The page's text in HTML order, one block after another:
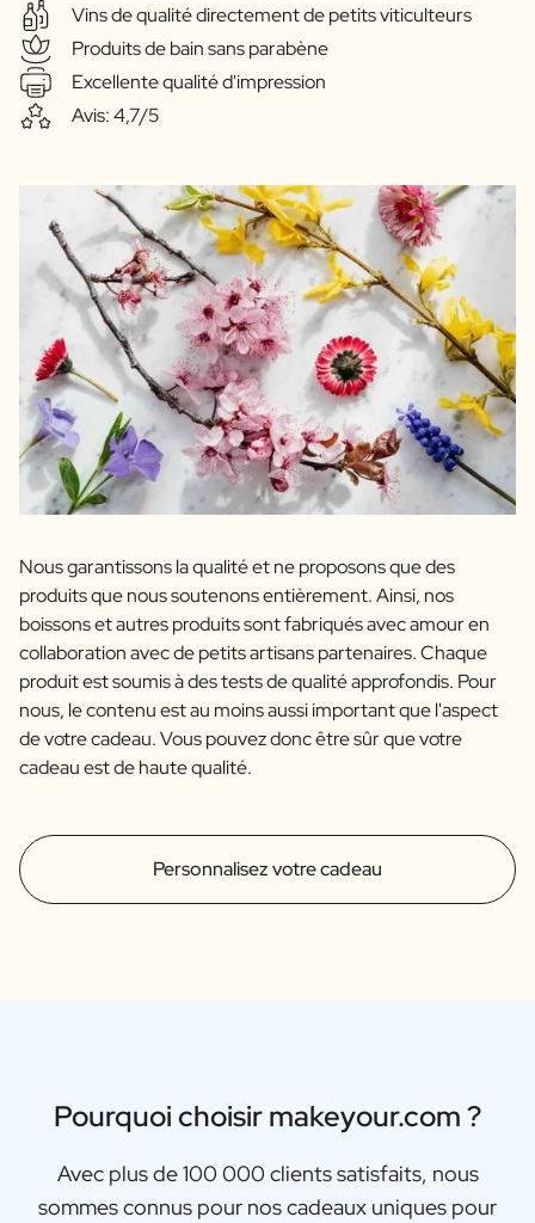
Vins de qualité directement de petits viticulteurs
Produits de bain sans parabène
Excellente qualité d'impression
Avis: 4,7/5
Personnalisez votre cadeau
Nous garantissons la qualité et ne proposons que des
produits que nous soutenons entièrement. Ainsi, nos
boissons et autres produits sont fabriqués avec amour en
collaboration avec de petits artisans partenaires. Chaque
produit est soumis à des tests de qualité approfondis. Pour
nous, le contenu est au moins aussi important que l'aspect
de votre cadeau. Vous pouvez donc être sûr que votre
cadeau est de haute qualité.
Pourquoi choisir makeyour.com ?
Avec plus de 100 000 clients satisfaits, nous
sommes connus pour nos cadeaux uniques pour